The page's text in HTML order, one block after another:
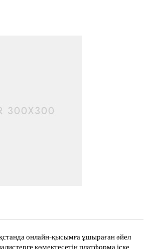
онлайн-қысымға ұшыраған әйел
көмектесетін платформа іске